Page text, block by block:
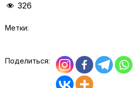
326
Метки:
Поделиться: